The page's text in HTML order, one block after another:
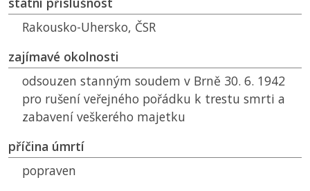
Rakousko-Uhersko, ČSR
zajímavé okolnosti
odsouzen stanným soudem v Brně 30. 6. 1942
pro rušení veřejného pořádku k trestu smrti a
zabavení veškerého majetku
příčina úmrtí
popraven